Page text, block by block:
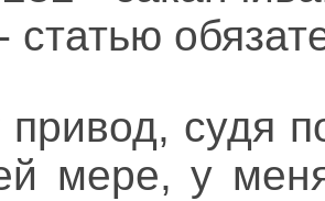
статью
привод, судя
мере, у